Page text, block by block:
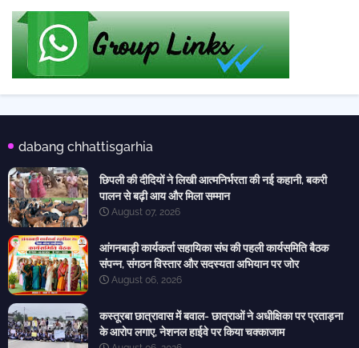
dabang chhattisgarhia
छिपली की दीदियों ने लिखी आत्मनिर्भरता की नई कहानी, बकरी
पालन से बढ़ी आय और मिला सम्मान
August 07, 2026
आंगनबाड़ी कार्यकर्ता सहायिका संघ की पहली कार्यसमिति बैठक
संपन्न, संगठन विस्तार और सदस्यता अभियान पर जोर
August 06, 2026
कस्तूरबा छात्रावास में बवाल- छात्राओं ने अधीक्षिका पर प्रताड़ना
के आरोप लगाए, नेशनल हाईवे पर किया चक्काजाम